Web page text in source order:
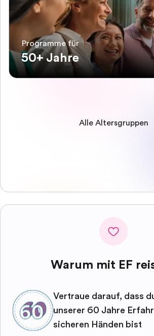
Programme für
50+ Jahre
Alle Altersgruppen
Warum mit EF
Vertraue darauf, dass
unserer 60 Jahre
sicheren Händen bist